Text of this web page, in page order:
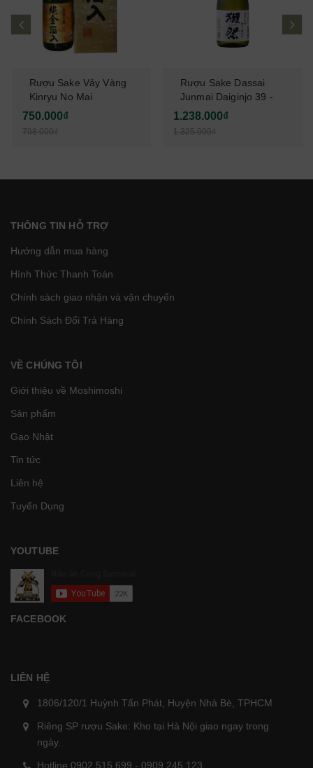
Rượu Sake Vảy Vàng
Kinryu No Mai
Junkinpakuiri 1,8L
750.000₫
798.000₫
Rượu Sake Dassai
Junmai Daiginjo 39 -
720ml
1.238.000₫
1.325.000₫
prev
THÔNG TIN HỖ TRỢ
Hướng dẫn mua hàng
Hình Thức Thanh Toán
Chính sách giao nhận và vận chuyển
Chính Sách Đổi Trả Hàng
VỀ CHÚNG TÔI
Giới thiệu về Moshimoshi
Sản phẩm
Gạo Nhật
Tin tức
Liên hệ
Tuyển Dụng
YOUTUBE
FACEBOOK
LIÊN HỆ
1806/120/1 Huỳnh Tấn Phát, Huyện Nhà Bè, TPHCM
Riêng SP rượu Sake: Kho tại Hà Nội giao ngay trong
ngày.
Hotline 0902.515.699 - 0909.245.123